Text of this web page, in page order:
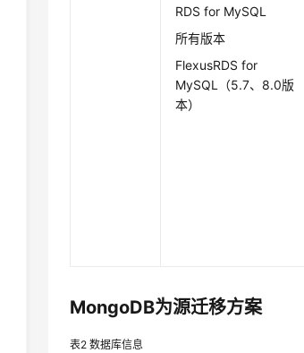
RDS for MySQL
所有版本
FlexusRDS for
MySQL（5.7、8.0版
本）
MongoDB为源迁移方案
表2数据库信息